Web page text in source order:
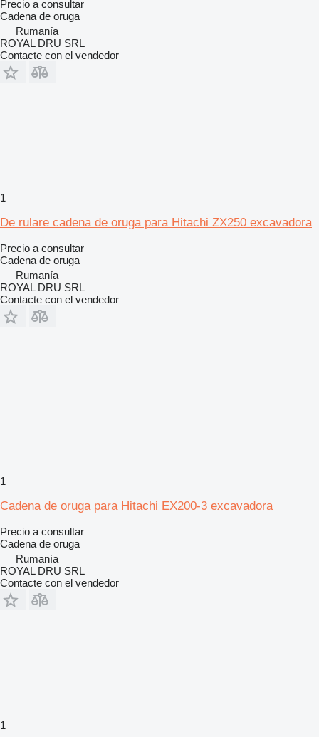
Precio a consultar
Cadena de oruga
Rumanía
ROYAL DRU SRL
Contacte con el vendedor
1
De rulare cadena de oruga para Hitachi ZX250 excavadora
Precio a consultar
Cadena de oruga
Rumanía
ROYAL DRU SRL
Contacte con el vendedor
1
Cadena de oruga para Hitachi EX200-3 excavadora
Precio a consultar
Cadena de oruga
Rumanía
ROYAL DRU SRL
Contacte con el vendedor
1